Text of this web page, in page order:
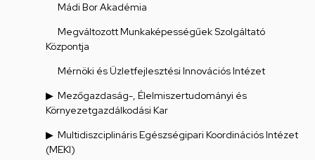
Mádi Bor Akadémia
Megváltozott Munkaképességűek Szolgáltató
Központja
Mérnöki és Üzletfejlesztési Innovációs Intézet
Mezőgazdaság-, Élelmiszertudományi és
Környezetgazdálkodási Kar
Multidiszciplináris Egészségipari Koordinációs Intézet
(MEKI)